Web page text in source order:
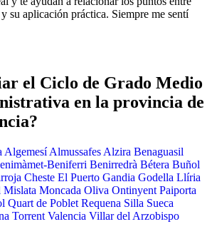
su aplicación práctica. Siempre me sentí
el Ciclo de Grado Medio
en la provincia de
Algemesí Almussafes Alzira Benaguasil
Beniferri Benirredrà Bétera Buñol
Cheste El Puerto Gandia Godella Llíria
Mislata Moncada Oliva Ontinyent Paiporta
Quart de Poblet Requena Silla Sueca
Torrent Valencia Villar del Arzobispo